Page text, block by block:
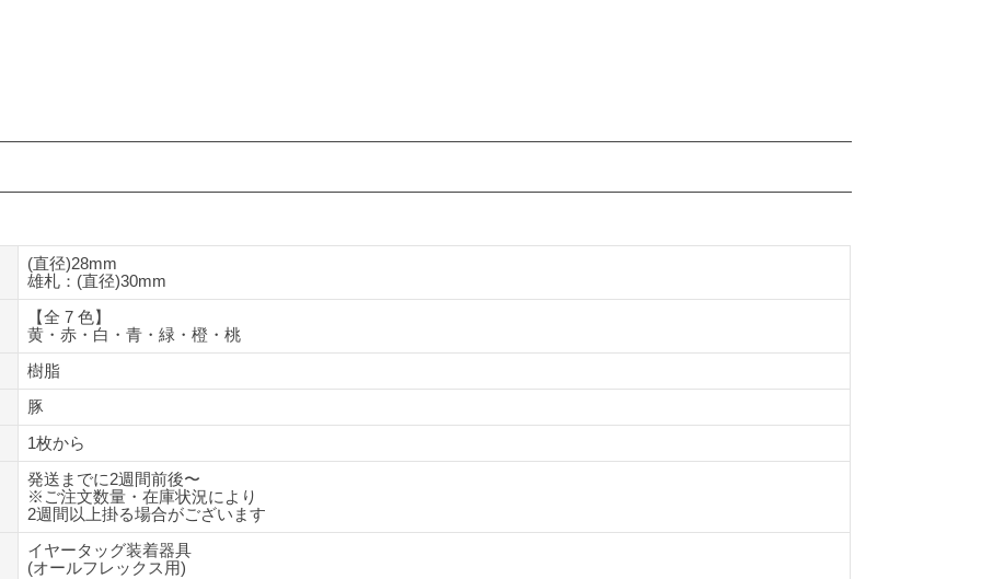
(直径)28mm
雄札：(直径)30mm
【全 7 色】
黄・赤・白・青・緑・橙・桃
樹脂
豚
1枚から
発送までに2週間前後〜
※ご注文数量・在庫状況により
2週間以上掛る場合がございます
イヤータッグ装着器具
(オールフレックス用)